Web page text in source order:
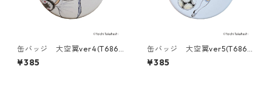
缶バッジ 大空翼ver4(T686-
045)
¥385
缶バッジ 大空翼ver5(T686-
045)
¥385